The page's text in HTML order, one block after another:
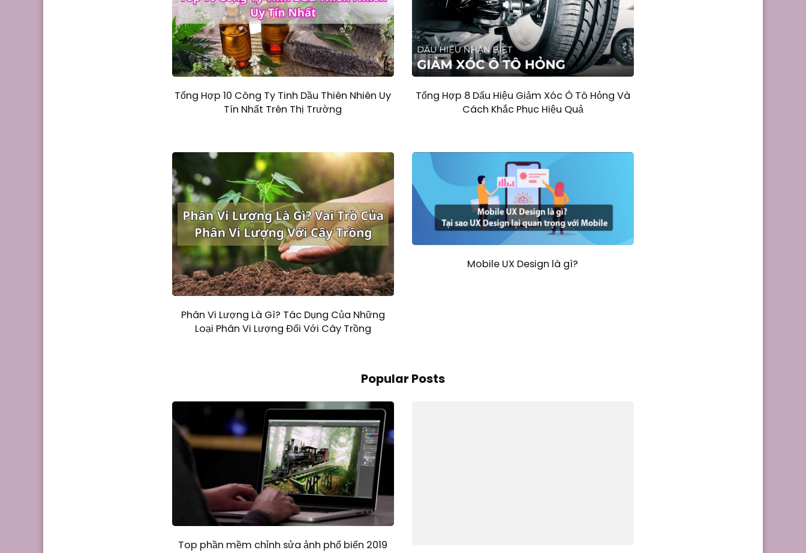
Tổng Hợp 10 Công Ty Tinh Dầu Thiên Nhiên Uy
Tín Nhất Trên Thị Trường
Tổng Hợp 8 Dấu Hiệu Giảm Xóc Ô Tô Hỏng Và
Cách Khắc Phục Hiệu Quả
Phân Vi Lượng Là Gì? Tác Dụng Của Những
Loại Phân Vi Lượng Đối Với Cây Trồng
Mobile UX Design là gì?
Popular Posts
Top phần mềm chỉnh sửa ảnh phổ biến 2019